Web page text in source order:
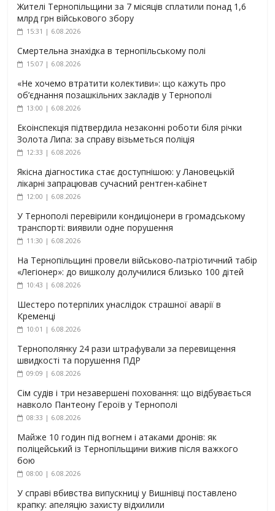
Жителі Тернопільщини за 7 місяців сплатили понад 1,6
млрд грн військового збору
15:31 | 6.08.2026
Смертельна знахідка в тернопільському полі
15:07 | 6.08.2026
«Не хочемо втратити колективи»: що кажуть про
об’єднання позашкільних закладів у Тернополі
13:00 | 6.08.2026
Екоінспекція підтвердила незаконні роботи біля річки
Золота Липа: за справу візьметься поліція
12:33 | 6.08.2026
Якісна діагностика стає доступнішою: у Лановецькій
лікарні запрацював сучасний рентген-кабінет
12:00 | 6.08.2026
У Тернополі перевірили кондиціонери в громадському
транспорті: виявили одне порушення
11:30 | 6.08.2026
На Тернопільщині провели військово-патріотичний табір
«Легіонер»: до вишколу долучилися близько 100 дітей
10:43 | 6.08.2026
Шестеро потерпілих унаслідок страшної аварії в
Кременці
10:01 | 6.08.2026
Тернополянку 24 рази штрафували за перевищення
швидкості та порушення ПДР
09:09 | 6.08.2026
Сім судів і три незавершені поховання: що відбувається
навколо Пантеону Героїв у Тернополі
08:33 | 6.08.2026
Майже 10 годин під вогнем і атаками дронів: як
поліцейський із Тернопільщини вижив після важкого
бою
08:00 | 6.08.2026
У справі вбивства випускниці у Вишнівці поставлено
крапку: апеляцію захисту відхилили